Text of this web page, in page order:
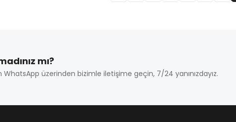
mı?
üzerinden bizimle iletişime geçin, 7/24 yanınızdayız.